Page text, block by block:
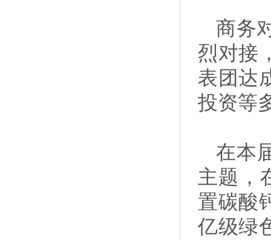
商务
烈对接
表团达
投资等
在本
主题，
置碳酸
亿级绿